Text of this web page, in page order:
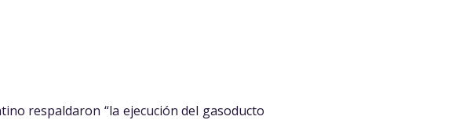
respaldaron “la ejecución del gasoducto